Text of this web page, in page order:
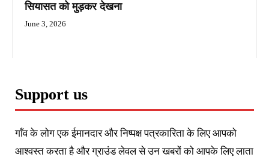
सियासत को मुड़कर देखना
June 3, 2026
Support us
गाँव के लोग एक ईमानदार और निष्पक्ष पत्रकारिता के लिए आपको
आश्वस्त करता है और ग्राउंड लेवल से उन खबरों को आपके लिए लाता